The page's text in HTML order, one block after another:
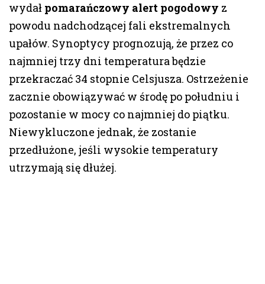
wydał pomarańczowy alert pogodowy z
powodu nadchodzącej fali ekstremalnych
upałów. Synoptycy prognozują, że przez co
najmniej trzy dni temperatura będzie
przekraczać 34 stopnie Celsjusza. Ostrzeżenie
zacznie obowiązywać w środę po południu i
pozostanie w mocy co najmniej do piątku.
Niewykluczone jednak, że zostanie
przedłużone, jeśli wysokie temperatury
utrzymają się dłużej.